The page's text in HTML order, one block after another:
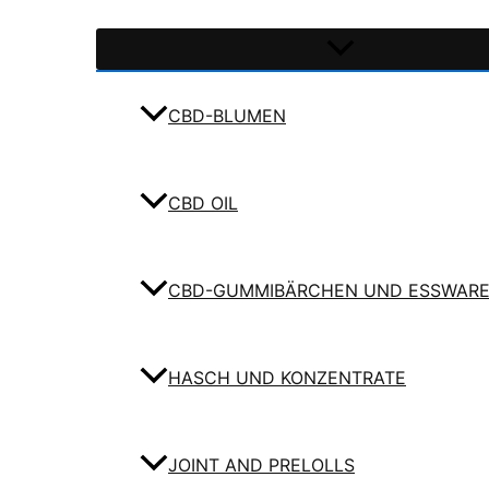
CBD-BLUMEN
CBD OIL
CBD-GUMMIBÄRCHEN UND
HASCH UND KONZENTRATE
JOINT AND PRELOLLS